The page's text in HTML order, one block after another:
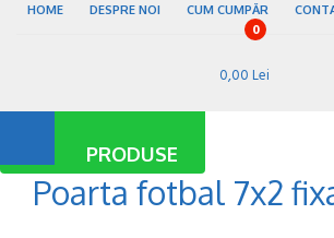
HOME DESPRE NOI CUM CUMPĂR
0
0,00 Lei
PRODUSE
Poarta fotbal 7x2